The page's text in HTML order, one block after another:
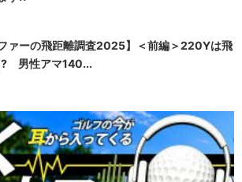
ファーの飛距離調査2025】＜前編＞220Yは飛
男性アマ140...